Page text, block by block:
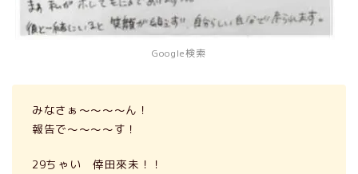
Google検索
みなさぁ～～～～ん！
報告で～～～～す！
29ちゃい 倖田來未！！